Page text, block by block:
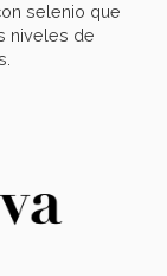
selenio que
niveles de